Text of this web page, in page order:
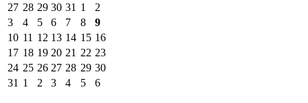
27 28 29 30 31 1
2
3
4 5 6 7 8
9
10 11 12 13 14 15 16
17 18 19 20 21 22 23
24 25 26 27 28 29 30
31 1 2 3 4 5 6